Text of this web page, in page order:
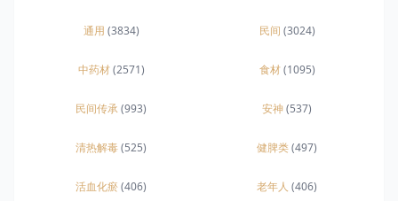
通用 (3834) 民间 (3024)
中药材(2571) 食材(1095)
民间传承(993) 安神(537)
清热解毒(525) 健脾类(497)
活血化瘀(406) 老年人 (406)